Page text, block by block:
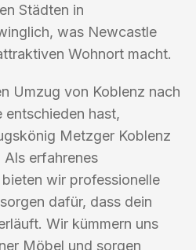
Städten in
was Newcastle
Wohnort macht.
Umzug von Koblenz nach
entschieden hast,
Metzger Koblenz
Als erfahrenes
wir professionelle
dafür, dass dein
Wir kümmern uns
Möbel und sorgen